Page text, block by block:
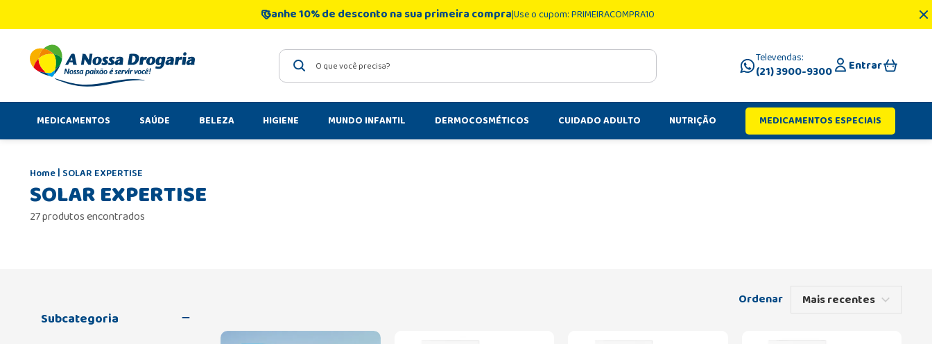
Ganhe 10% de desconto na sua primeira compraUse o cupom: PRIMEIRACOMPRA10
O que você precisa? Televendas:
(21) 3900-9300 Entrar
MEDICAMENTOS SAÚDE BELEZA HIGIENE MUNDO INFANTIL DERMOCOSMÉTICOS CUIDADO ADULTO NUTRIÇÃO MEDICAMENTOS ESPECIAIS
SOLAR EXPERTISE
SOLAR EXPERTISE
27 produtos encontrados
Subcategoria
Mais recentes